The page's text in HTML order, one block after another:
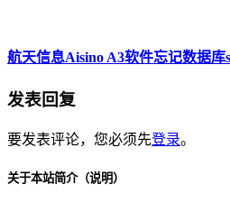
航天信息Aisino A3软件忘记数据库
发表回复
要发表评论，您必须先登录。
关于本站简介（说明）